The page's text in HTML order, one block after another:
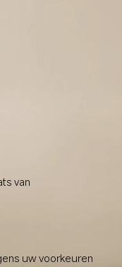
van
uw voorkeuren